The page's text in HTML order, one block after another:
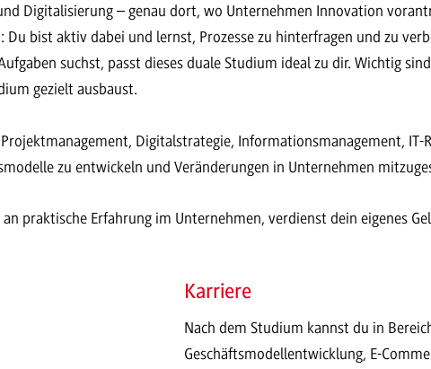
Digitalisierung – genau dort, wo Unternehmen Innovation
bist aktiv dabei und lernst, Prozesse zu hinterfragen und zu
suchst, passt dieses duale Studium ideal zu dir. Wichtig
gezielt ausbaust.
Digitalstrategie, Informationsmanagement, IT-
zu entwickeln und Veränderungen in Unternehmen
praktische Erfahrung im Unternehmen, verdienst dein eigenes
Karriere
Nach dem Studium kannst du in
Geschäftsmodellentwicklung, E-